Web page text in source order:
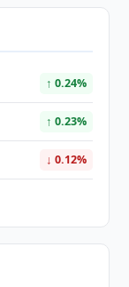
↑ 0.24%
↑ 0.23%
↓ 0.12%